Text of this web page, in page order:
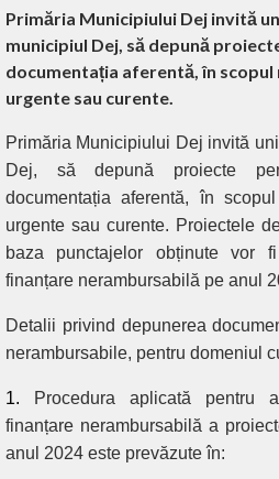
Primăria Municipiului Dej invită
municipiul Dej, să depună
documentația aferentă, în
urgente sau curente.
Primăria Municipiului Dej invită
Dej, să depună proiecte
documentația aferentă, în
urgente sau curente. Proiectele
baza punctajelor obținute vor
finanțare nerambursabilă pe anul
Detalii privind depunerea
nerambursabile, pentru domeniul
1.
Procedura aplicată pentru
finanțare nerambursabilă a
anul 2024 este prevăzute în: